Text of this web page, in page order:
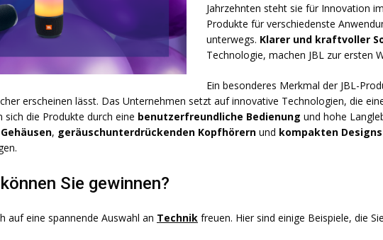
Jahrzehnten steht sie für Innovation
Produkte für verschiedenste
unterwegs. Klarer und kraftvoller
Technologie, machen JBL zur ersten
Ein besonderes Merkmal der JBL-
erscheinen lässt. Das Unternehmen setzt auf innovative Technologien, die
sich die Produkte durch eine benutzerfreundliche Bedienung und hohe
, geräuschunterdrückenden Kopfhörern und kompakten Designs
Sie gewinnen?
auf eine spannende Auswahl an Technik freuen. Hier sind einige Beispiele, die